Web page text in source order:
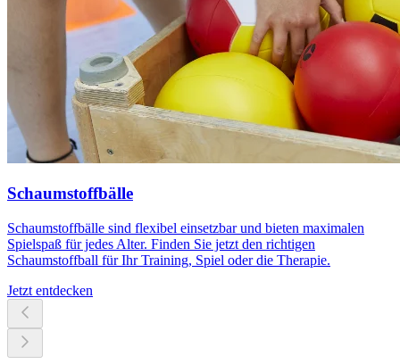
Schaumstoffbälle
Schaumstoffbälle sind flexibel einsetzbar und bieten maximalen
Spielspaß für jedes Alter. Finden Sie jetzt den richtigen
Schaumstoffball für Ihr Training, Spiel oder die Therapie.
Jetzt entdecken